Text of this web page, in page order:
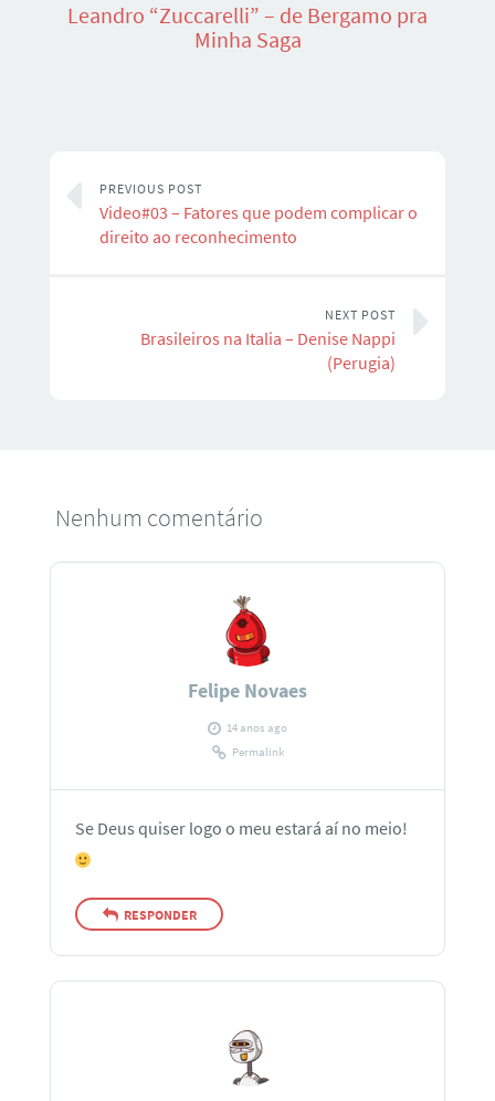
Leandro “Zuccarelli” – de Bergamo pra
Minha Saga
PREVIOUS POST
Video#03 – Fatores que podem complicar o
direito ao reconhecimento
NEXT POST
Brasileiros na Italia – Denise Nappi
(Perugia)
Nenhum comentário
Felipe Novaes
14 anos ago
Permalink
Se Deus quiser logo o meu estará aí no meio!
RESPONDER